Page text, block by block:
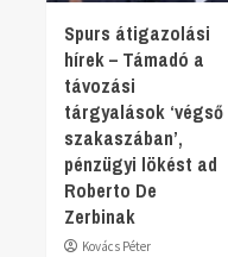
Spurs átigazolási
hírek – Támadó a
távozási
tárgyalások ‘végső
szakaszában’,
pénzügyi lökést ad
Roberto De
Zerbinak
Kovács Péter